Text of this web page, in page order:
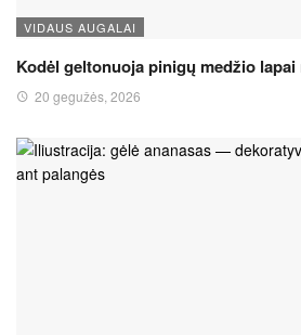
VIDAUS AUGALAI
Kodėl geltonuoja pinigų medžio lapai
20 gegužės, 2026